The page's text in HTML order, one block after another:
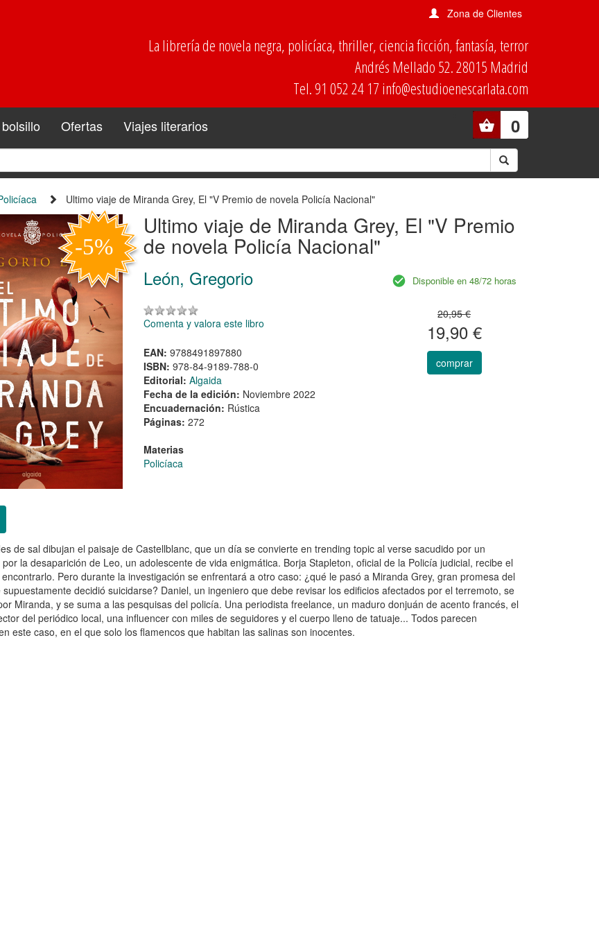
Zona de Clientes
La librería de novela negra, policíaca, thriller, ciencia ficción, fantasía, terror
Andrés Mellado 52. 28015 Madrid
Tel. 91 052 24 17 info@estudioenescarlata.com
0
Ofertas Viajes literarios
Ultimo viaje de Miranda Grey, El "V Premio de novela Policía Nacional"
Ultimo viaje de Miranda Grey, El "V Premio
de novela Policía Nacional"
León, Gregorio
Comenta y valora este libro
EAN: 9788491897880
ISBN: 978-84-9189-788-0
Editorial: Algaida
Fecha de la edición: Noviembre 2022
Encuadernación: Rústica
Páginas: 272
Materias
Policíaca
Disponible en 48/72 horas
20,95 €
19,90 €
comprar
de sal dibujan el paisaje de Castellblanc, que un día se convierte en trending topic al verse sacudido por un
la desaparición de Leo, un adolescente de vida enigmática. Borja Stapleton, oficial de la Policía judicial, recibe el
Pero durante la investigación se enfrentará a otro caso: ¿qué le pasó a Miranda Grey, gran promesa del
decidió suicidarse? Daniel, un ingeniero que debe revisar los edificios afectados por el terremoto, se
Miranda, y se suma a las pesquisas del policía. Una periodista freelance, un maduro donjuán de acento francés, el
del periódico local, una influencer con miles de seguidores y el cuerpo lleno de tatuaje... Todos parecen
este caso, en el que solo los flamencos que habitan las salinas son inocentes.